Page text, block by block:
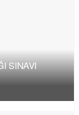
SINAVI